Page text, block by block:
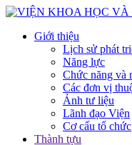
Giới thiệu
Lịch sử phát
Năng lực
Chức năng và
Các đơn vị
Ảnh tư liệu
Lãnh đạo Viện
Cơ cấu tổ chức
Thành tựu